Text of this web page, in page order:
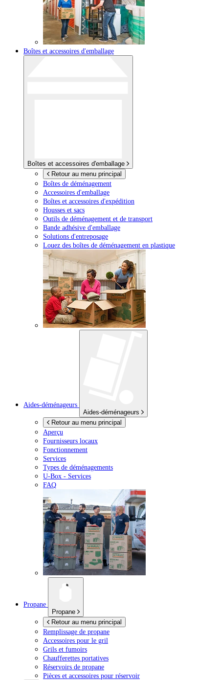
Boîtes et accessoires d'emballage
Boîtes et accessoires d'emballage
Retour au menu principal
Boîtes de déménagement
Accessoires d'emballage
Boîtes et accessoires d'expédition
Housses et sacs
Outils de déménagement et de transport
Bande adhésive d'emballage
Solutions d'entreposage
Louez des boîtes de déménagement en plastique
Aides-déménageurs
Aides-déménageurs
Retour au menu principal
Aperçu
Fournisseurs locaux
Fonctionnement
Services
Types de déménagements
U-Box - Services
FAQ
Propane
Propane
Retour au menu principal
Remplissage de propane
Accessoires pour le gril
Grils et fumoirs
Chaufferettes portatives
Réservoirs de propane
Pièces et accessoires pour réservoir